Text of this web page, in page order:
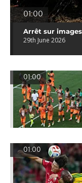
01:00
Arrêt sur
29th June 2026
01:00
01:00